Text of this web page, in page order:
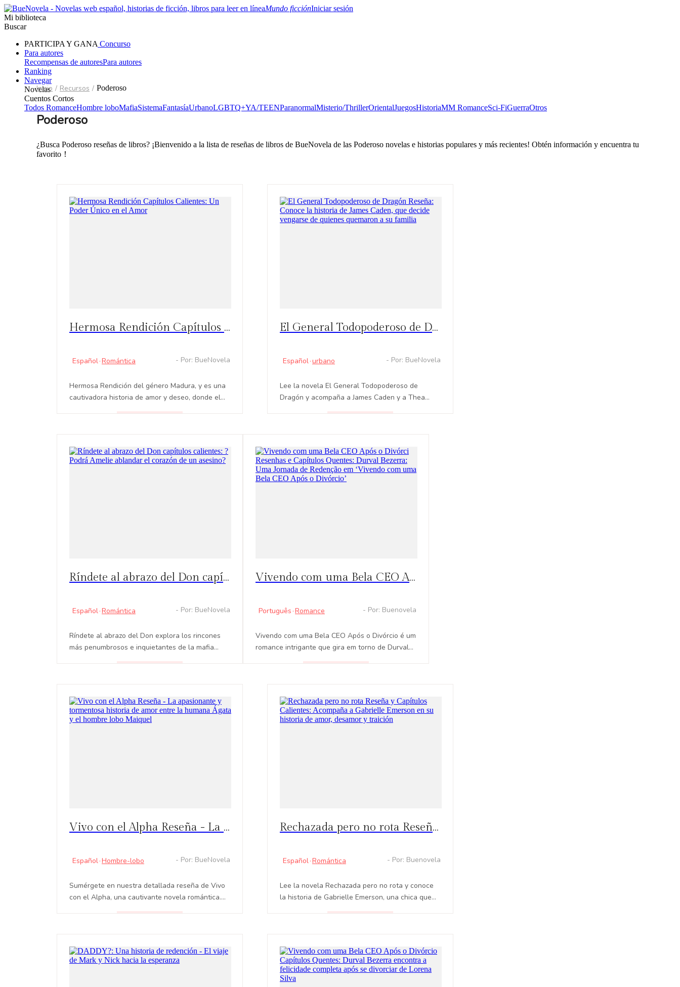
Mundo ficciónIniciar sesión
Mi biblioteca
Buscar
PARTICIPA Y GANA Concurso
Para autores
Recompensas de autoresPara autores
Ranking
Navegar
Novelas
Cuentos Cortos
Todos RomanceHombre loboMafiaSistemaFantasíaUrbanoLGBTQ+YA/TEENParanormalMisterio/ThrillerOrientalJuegosHistoriaMM RomanceSci-FiGuerraOtros
Inicio / Recursos / Poderoso
Poderoso
¿Busca Poderoso reseñas de libros? ¡Bienvenido a la lista de reseñas de libros de BueNovela de las Poderoso novelas e historias populares y más recientes! Obtén información y encuentra tu
favorito！
Hermosa Rendición Capítulos Calientes: Un Poder Único en el Amor
Español·Romántica - Por: BueNovela
Hermosa Rendición del género Madura, y es una
cautivadora historia de amor y deseo, donde el
El General Todopoderoso de Dragón Reseña: Conoce la historia de James Caden, que decide vengarse de quienes quemaron a su familia
Español·urbano - Por: BueNovela
Lee la novela El General Todopoderoso de
Dragón y acompaña a James Caden y a Thea
Ríndete al abrazo del Don capítulos calientes: ?Podrá Amelie ablandar el corazón de un asesino?
Español·Romántica - Por: BueNovela
Ríndete al abrazo del Don explora los rincones
más penumbrosos e inquietantes de la mafia
Vivendo com uma Bela CEO Após o Divórci Resenhas e Capítulos Quentes: Durval Bezerra: Uma Jornada de Redenção em ‘Vivendo com uma Bela CEO Após o Divórcio’
Português ·Romance - Por: Buenovela
Vivendo com uma Bela CEO Após o Divórcio é um
romance intrigante que gira em torno de Durval
Vivo con el Alpha Reseña - La apasionante y tormentosa historia de amor entre la humana Ágata y el hombre lobo Maiquel
Español·Hombre-lobo - Por: BueNovela
Sumérgete en nuestra detallada reseña de Vivo
con el Alpha, una cautivante novela romántica.
Rechazada pero no rota Reseña y Capítulos Calientes: Acompaña a Gabrielle Emerson en su historia de amor, desamor y traición
Español·Romántica - Por: Buenovela
Lee la novela Rechazada pero no rota y conoce
la historia de Gabrielle Emerson, una chica que